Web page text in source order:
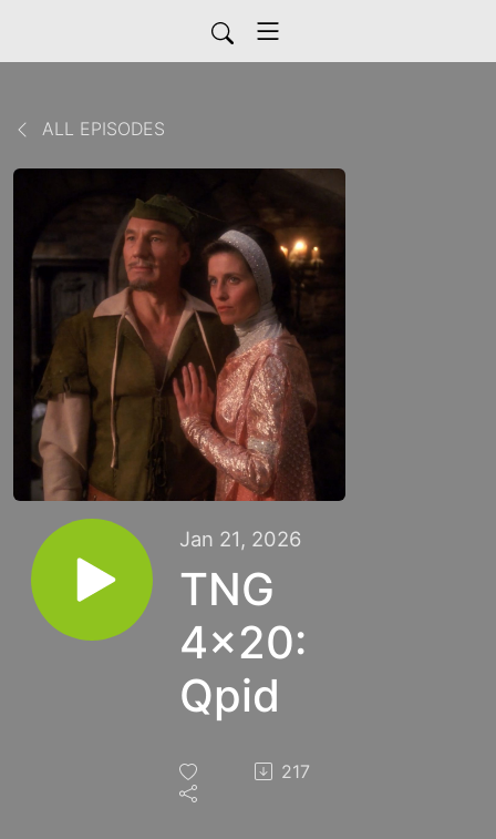
ALL EPISODES
Jan 21, 2026
TNG
4x20:
Qpid
217